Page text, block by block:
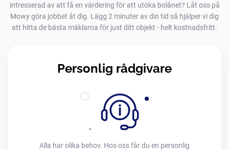
intresserad av att få en värdering för att utöka bolånet? Låt oss på
Mowy göra jobbet åt dig. Lägg 2 minuter av din tid så hjälper vi dig
att hitta de bästa mäklarna för just ditt objekt - helt kostnadsfritt.
Personlig rådgivare
Alla har olika behov. Hos oss får du en personlig